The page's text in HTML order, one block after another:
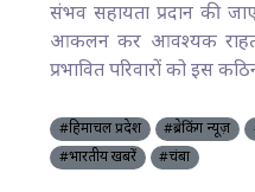
संभव सहायता प्रदान की
आकलन कर आवश्यक राहत
प्रभावित परिवारों को इस
#हिमाचल प्रदेश #ब्रेकिंग न्यूज़
#भारतीय खबरें
#चंबा